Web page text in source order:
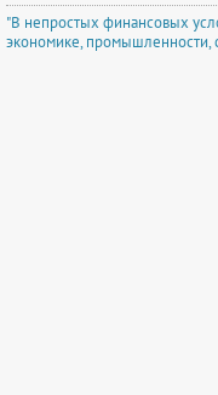
"В непростых финансовых
экономике, промышленности,